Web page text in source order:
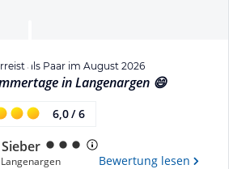
als Paar im August 2026
in Langenargen 😄
6,0/ 6
Langenargen Bewertung lesen